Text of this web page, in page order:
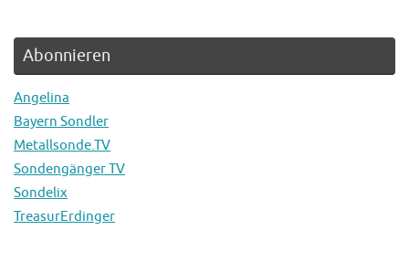
Abonnieren
Angelina
Bayern Sondler
Metallsonde.TV
Sondengänger TV
Sondelix
TreasurErdinger